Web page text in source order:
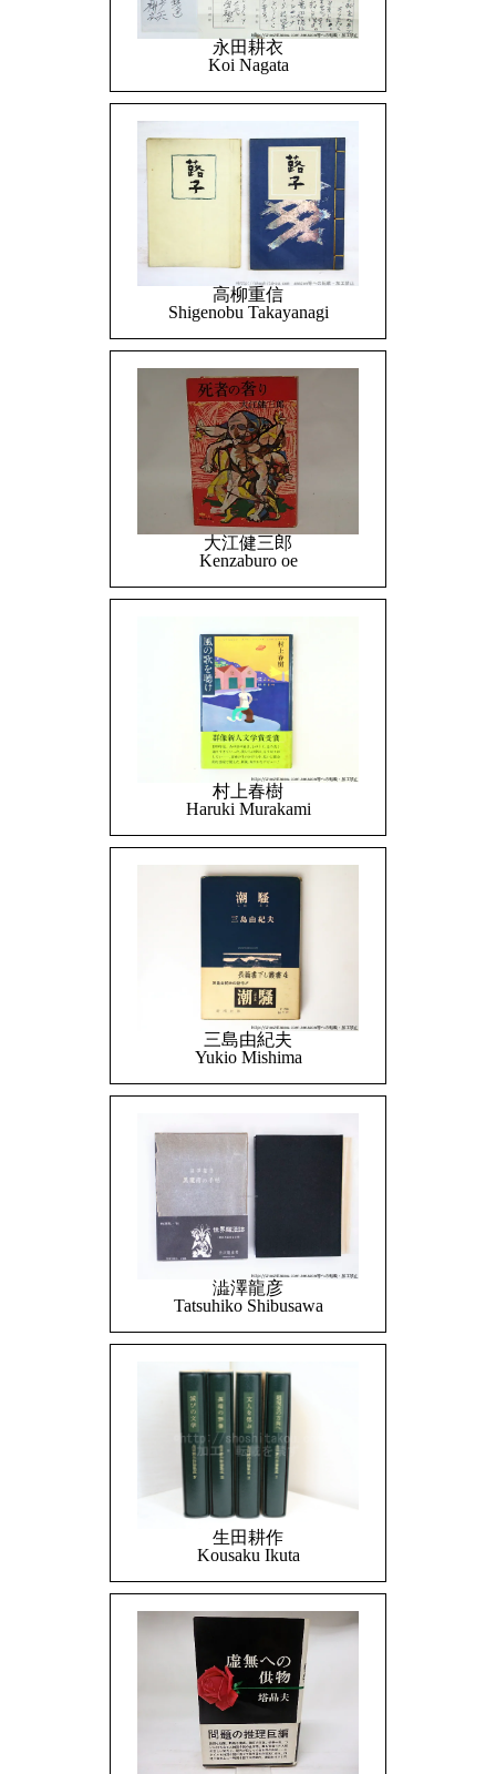
永田耕衣
Koi Nagata
高柳重信
Shigenobu Takayanagi
大江健三郎
Kenzaburo oe
村上春樹
Haruki Murakami
三島由紀夫
Yukio Mishima
澁澤龍彦
Tatsuhiko Shibusawa
生田耕作
Kousaku Ikuta